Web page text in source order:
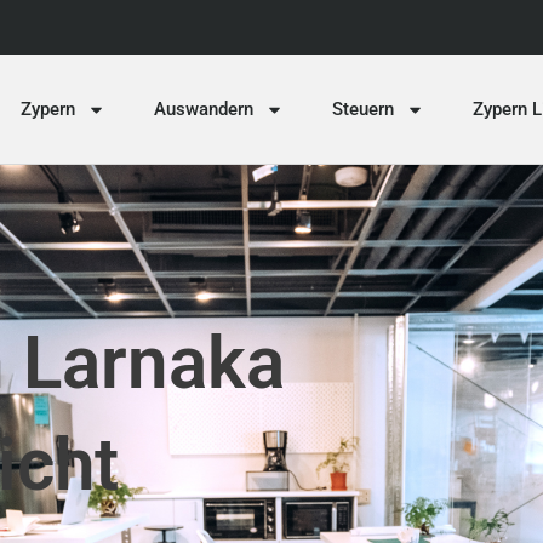
Zypern Auswandern Steuern Zypern
Larnaka